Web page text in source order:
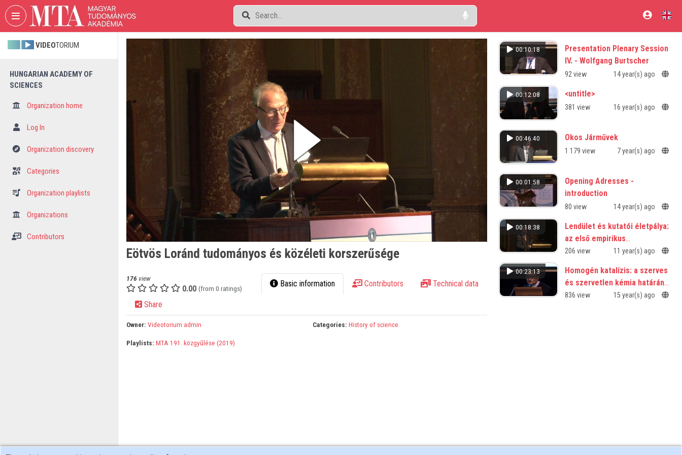
Skip header Skip menu Skip content
VIDEOTORIUM
HUNGARIAN ACADEMY OF
SCIENCES
Organization home
Log In
Organization discovery
Categories
Organization playlists
Organizations
Contributors
Eötvös Loránd tudományos és közéleti korszerűsége
176 view
0.00 (from 0 ratings) Basic information Contributors Technical data
Share
Owner: Videotorium admin Categories: History of science
Playlists: MTA 191. közgyűlése (2019)
00:10:18
Presentation Plenary Session
IV. - Wolfgang Burtscher
92 view 14 year(s) ago
00:12:08 <untitle>
381 view 16 year(s) ago
00:46:40 Okos Járművek
1 179 view 7 year(s) ago
00:01:58
Opening Adresses -
introduction
80 view 14 year(s) ago
00:18:38
Lendület és kutatói életpálya:
az első empirikus
eredmények
206 view 11 year(s) ago
00:23:13
Homogén katalízis: a szerves
és szervetlen kémia határán,
kitekintéssel biológiai
836 view 15 year(s) ago